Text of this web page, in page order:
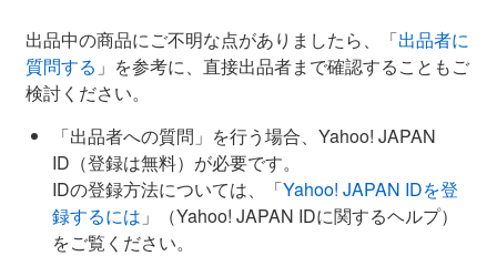
出品中の商品にご不明な点がありましたら、「出品者に
質問する 」を参考に、直接出品者まで確認することもご
検討ください。
「出品者への質問」を行う場合、Yahoo! JAPAN
ID（登録は無料）が必要です。
IDの登録方法については、「Yahoo! JAPAN IDを登
録するには 」（Yahoo! JAPAN IDに関するヘルプ）
をご覧ください。